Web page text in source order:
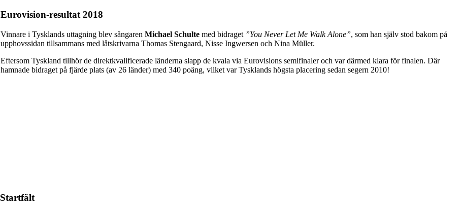
Eurovision-resultat 2018
Vinnare i Tysklands uttagning blev sångaren Michael Schulte med bidraget ”You Never Let Me Walk Alone”, som han själv stod bakom på
upphovssidan tillsammans med låtskrivarna Thomas Stengaard, Nisse Ingwersen och Nina Müller.
Eftersom Tyskland tillhör de direktkvalificerade länderna slapp de kvala via Eurovisions semifinaler och var därmed klara för finalen. Där
hamnade bidraget på fjärde plats (av 26 länder) med 340 poäng, vilket var Tysklands högsta placering sedan segern 2010!
Startfält